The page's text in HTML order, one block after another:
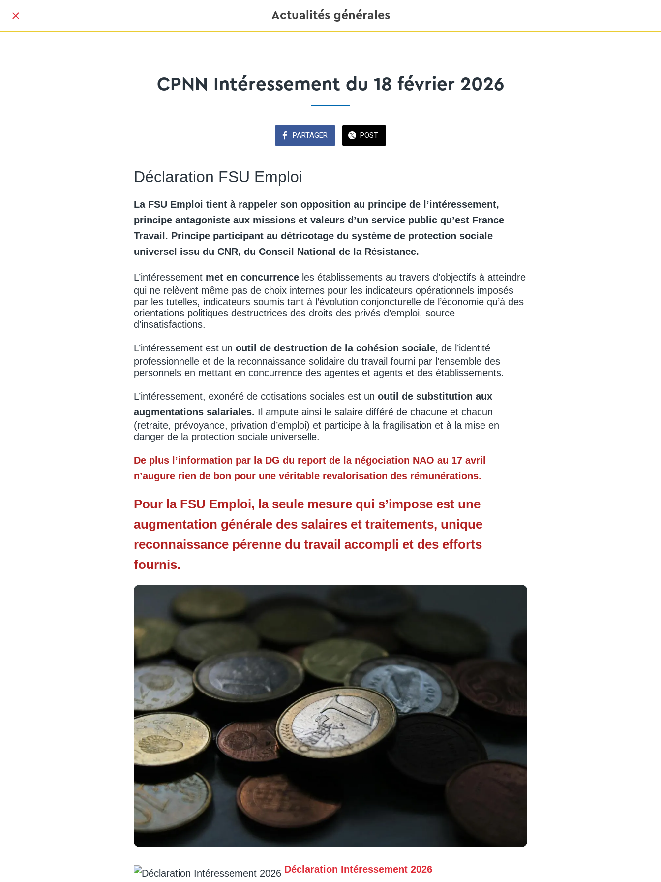
Actualités générales
CPNN Intéressement du 18 février 2026
PARTAGER POST
Déclaration FSU Emploi
La FSU Emploi tient à rappeler son opposition au principe de l’intéressement,
principe antagoniste aux missions et valeurs d’un service public qu’est France
Travail. Principe participant au détricotage du système de protection sociale
universel issu du CNR, du Conseil National de la Résistance.
L’intéressement met en concurrence les établissements au travers d’objectifs à atteindre
qui ne relèvent même pas de choix internes pour les indicateurs opérationnels imposés
par les tutelles, indicateurs soumis tant à l’évolution conjoncturelle de l’économie qu’à des
orientations politiques destructrices des droits des privés d’emploi, source
d’insatisfactions.
L’intéressement est un outil de destruction de la cohésion sociale, de l’identité
professionnelle et de la reconnaissance solidaire du travail fourni par l’ensemble des
personnels en mettant en concurrence des agentes et agents et des établissements.
L’intéressement, exonéré de cotisations sociales est un outil de substitution aux
augmentations salariales. Il ampute ainsi le salaire différé de chacune et chacun
(retraite, prévoyance, privation d’emploi) et participe à la fragilisation et à la mise en
danger de la protection sociale universelle.
De plus l’information par la DG du report de la négociation NAO au 17 avril
n’augure rien de bon pour une véritable revalorisation des rémunérations.
Pour la FSU Emploi, la seule mesure qui s’impose est une
augmentation générale des salaires et traitements, unique
reconnaissance pérenne du travail accompli et des efforts
fournis.
Déclaration Intéressement 2026